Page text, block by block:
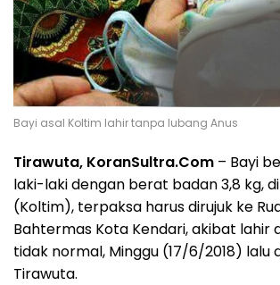
Bayi asal Koltim lahir tanpa lubang Anus
Tirawuta, KoranSultra.Com – Bayi
laki-laki dengan berat badan 3,8 kg,
(Koltim), terpaksa harus dirujuk ke
Bahtermas Kota Kendari, akibat lahir
tidak normal, Minggu (17/6/2018) lalu
Tirawuta.